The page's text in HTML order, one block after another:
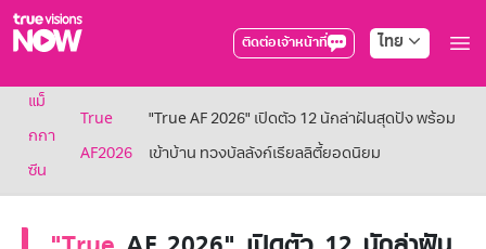
ติดต่อเจ้าหน้าที่ ไทย
True AF2026
แพ็กเกจ
NOW SPORTS
แพ็กเกจทรูวิชันส์นาวทั้งหมด
แม็
กกา
ซีน
True
AF2026
"True AF 2026" เปิดตัว 12 นักล่าฝันสุดปัง พร้อม
เข้าบ้าน ทวงบัลลังก์เรียลลิตี้ยอดนิยม